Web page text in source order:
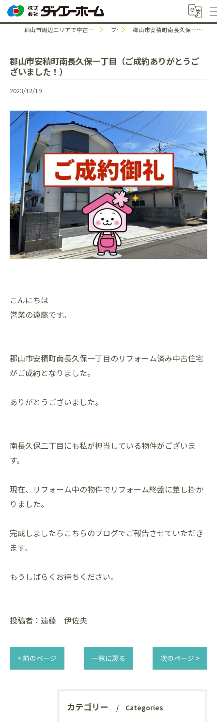
郡山市周辺エリアで中古住宅のことなら株式会社ダイエーホーム ブログ 郡山市安積町南長久保一丁目（ご成約ありがとうございました！）
郡山市安積町南長久保一丁目（ご成約ありがとうご
ざいました！）
2023/12/19
こんにちは
営業の遠藤です。
郡山市安積町南長久保一丁目のリフォーム済み中古住宅
がご成約となりました。
ありがとうございました。
南長久保二丁目にも私が担当している物件がございま
す。
現在、リフォーム中の物件でリフォーム終盤に差し掛か
りました。
完成しましたらこちらのブログでご報告させていただき
ます。
もうしばらくお待ちください。
投稿者：遠藤 伊佐央
< 前のページ 一覧に戻る 次のページ >
カテゴリー Categories